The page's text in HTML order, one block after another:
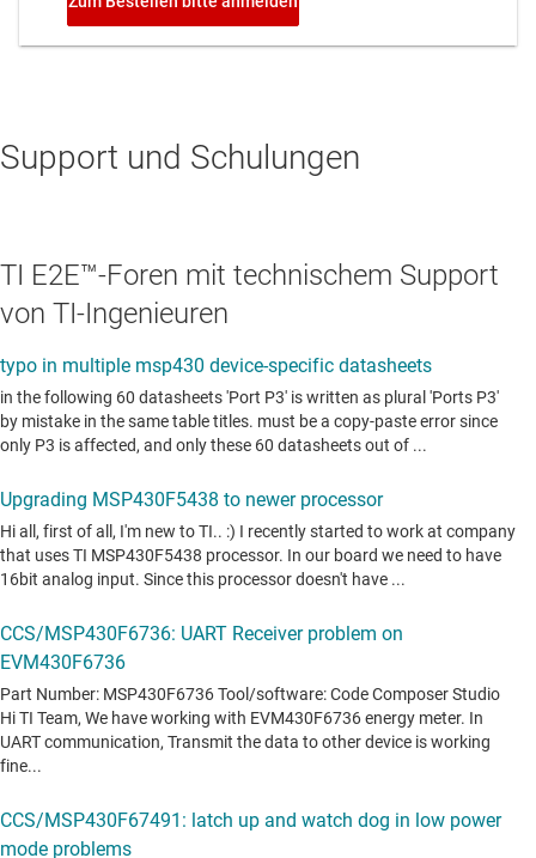
Support und Schulungen
TI E2E™-Foren mit technischem Support
von TI-Ingenieuren